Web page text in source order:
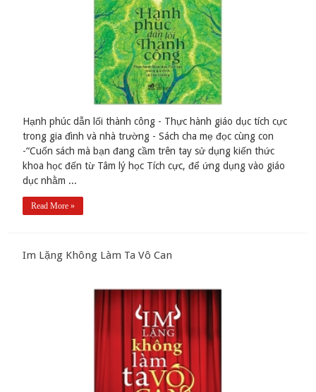
Hạnh phúc dẫn lối thành công - Thực hành giáo dục tích cực
trong gia đình và nhà trường - Sách cha mẹ đọc cùng con
-“Cuốn sách mà bạn đang cầm trên tay sử dụng kiến thức
khoa học đến từ Tâm lý học Tích cực, để ứng dụng vào giáo
dục nhằm ...
Read More »
Im Lặng Không Làm Ta Vô Can